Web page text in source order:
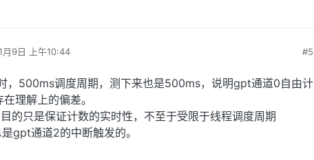
月9日 上午10:44 #5
，500ms调度周期，测下来也是500ms，说明gpt通道0自由计
理解上的偏差。
的只是保证计数的实时性，不至于受限于线程调度周期
是gpt通道2的中断触发的。